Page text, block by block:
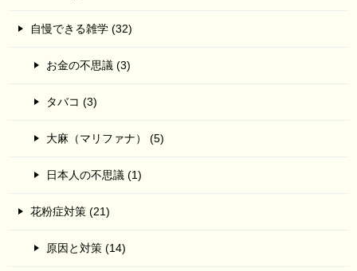
自慢できる雑学 (32)
お金の不思議 (3)
タバコ (3)
大麻（マリファナ） (5)
日本人の不思議 (1)
花粉症対策 (21)
原因と対策 (14)